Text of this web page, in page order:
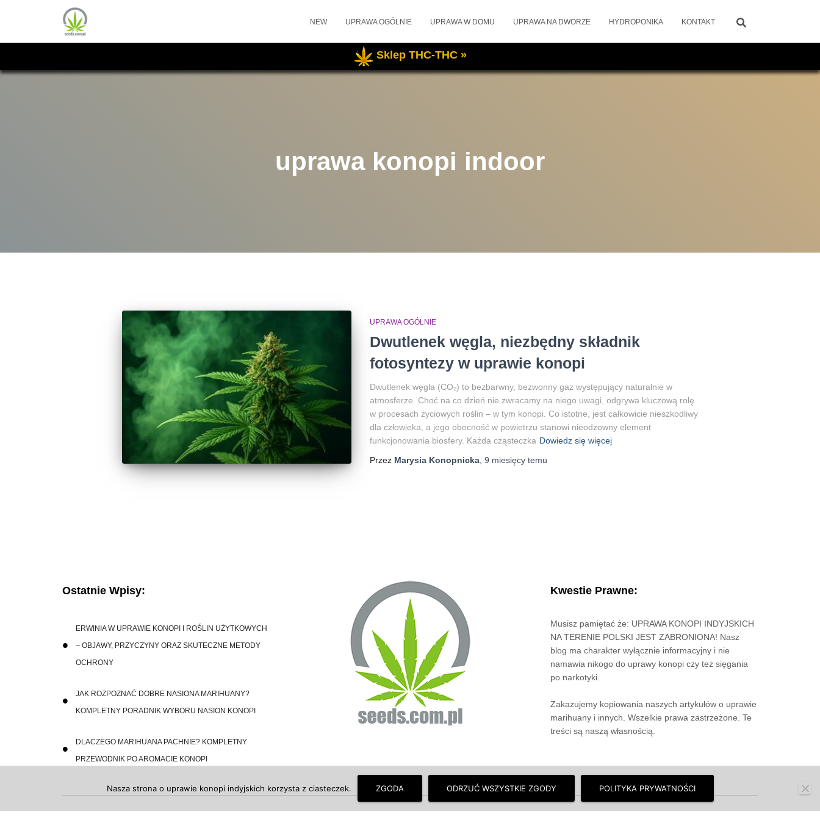
Sklep THC-THC »
NEW UPRAWA OGÓLNIE UPRAWA W DOMU UPRAWA NA DWORZE HYDROPONIKA KONTAKT
uprawa konopi indoor
UPRAWA OGÓLNIE
Dwutlenek węgla, niezbędny składnik
fotosyntezy w uprawie konopi
Dwutlenek węgla (CO₂) to bezbarwny, bezwonny gaz występujący naturalnie w
atmosferze. Choć na co dzień nie zwracamy na niego uwagi, odgrywa kluczową rolę
w procesach życiowych roślin – w tym konopi. Co istotne, jest całkowicie nieszkodliwy
dla człowieka, a jego obecność w powietrzu stanowi nieodzowny element
funkcjonowania biosfery. Każda cząsteczka Dowiedz się więcej
Przez Marysia Konopnicka, 9 miesięcytemu
Ostatnie Wpisy:
ERWINIA W UPRAWIE KONOPI I ROŚLIN UŻYTKOWYCH
– OBJAWY, PRZYCZYNY ORAZ SKUTECZNE METODY
OCHRONY
JAK ROZPOZNAĆ DOBRE NASIONA MARIHUANY?
KOMPLETNY PORADNIK WYBORU NASION KONOPI
DLACZEGO MARIHUANA PACHNIE? KOMPLETNY
PRZEWODNIK PO AROMACIE KONOPI
Kwestie Prawne:
Musisz pamiętać że: UPRAWA KONOPI INDYJSKICH
NA TERENIE POLSKI JEST ZABRONIONA! Nasz
blog ma charakter wyłącznie informacyjny i nie
namawia nikogo do uprawy konopi czy też sięgania
po narkotyki.
Zakazujemy kopiowania naszych artykułów o uprawie
marihuany i innych. Wszelkie prawa zastrzeżone. Te
treści są naszą własnością.
Nasza strona o uprawie konopi indyjskich korzysta z ciasteczek. ZGODA ODRZUĆ WSZYSTKIE ZGODY POLITYKA PRYWATNOŚCI